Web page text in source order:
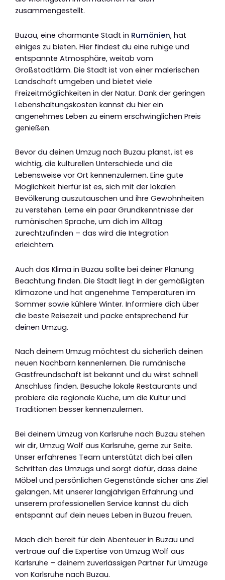
zusammengestellt.
Buzau, eine charmante Stadt in Rumänien, hat
einiges zu bieten. Hier findest du eine ruhige und
entspannte Atmosphäre, weitab vom
Großstadtlärm. Die Stadt ist von einer malerischen
Landschaft umgeben und bietet viele
Freizeitmöglichkeiten in der Natur. Dank der geringen
Lebenshaltungskosten kannst du hier ein
angenehmes Leben zu einem erschwinglichen Preis
genießen.
Bevor du deinen Umzug nach Buzau planst, ist es
wichtig, die kulturellen Unterschiede und die
Lebensweise vor Ort kennenzulernen. Eine gute
Möglichkeit hierfür ist es, sich mit der lokalen
Bevölkerung auszutauschen und ihre Gewohnheiten
zu verstehen. Lerne ein paar Grundkenntnisse der
rumänischen Sprache, um dich im Alltag
zurechtzufinden – das wird die Integration
erleichtern.
Auch das Klima in Buzau sollte bei deiner Planung
Beachtung finden. Die Stadt liegt in der gemäßigten
Klimazone und hat angenehme Temperaturen im
Sommer sowie kühlere Winter. Informiere dich über
die beste Reisezeit und packe entsprechend für
deinen Umzug.
Nach deinem Umzug möchtest du sicherlich deinen
neuen Nachbarn kennenlernen. Die rumänische
Gastfreundschaft ist bekannt und du wirst schnell
Anschluss finden. Besuche lokale Restaurants und
probiere die regionale Küche, um die Kultur und
Traditionen besser kennenzulernen.
Bei deinem Umzug von Karlsruhe nach Buzau stehen
wir dir, Umzug Wolf aus Karlsruhe, gerne zur Seite.
Unser erfahrenes Team unterstützt dich bei allen
Schritten des Umzugs und sorgt dafür, dass deine
Möbel und persönlichen Gegenstände sicher ans Ziel
gelangen. Mit unserer langjährigen Erfahrung und
unserem professionellen Service kannst du dich
entspannt auf dein neues Leben in Buzau freuen.
Mach dich bereit für dein Abenteuer in Buzau und
vertraue auf die Expertise von Umzug Wolf aus
Karlsruhe – deinem zuverlässigen Partner für Umzüge
von Karlsruhe nach Buzau.